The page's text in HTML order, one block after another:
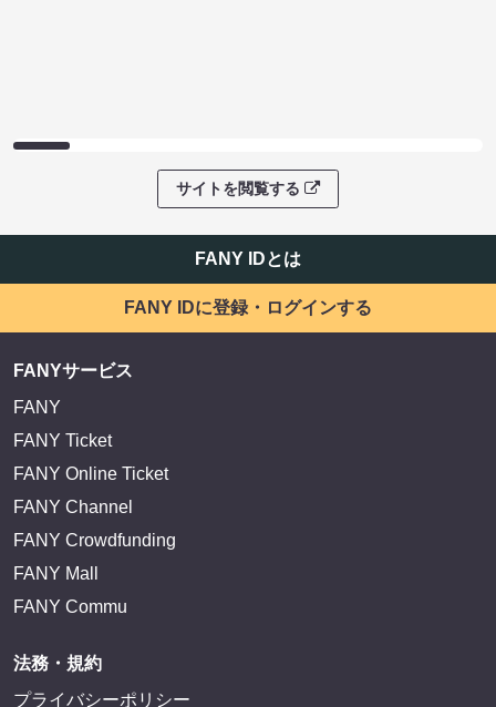
サイトを閲覧する
FANY IDとは
FANY IDに登録・ログインする
FANYサービス
FANY
FANY Ticket
FANY Online Ticket
FANY Channel
FANY Crowdfunding
FANY Mall
FANY Commu
法務・規約
プライバシーポリシー